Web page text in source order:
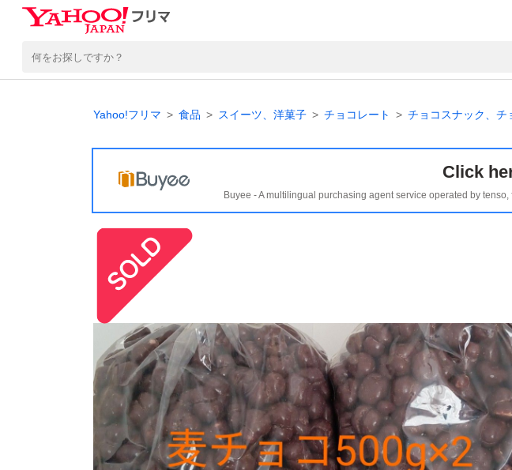
Yahoo!フリマ 食品 スイーツ、洋菓子 チョコレート チョコスナック、チ
Click
Buyee - A multilingual purchasing agent service operated by